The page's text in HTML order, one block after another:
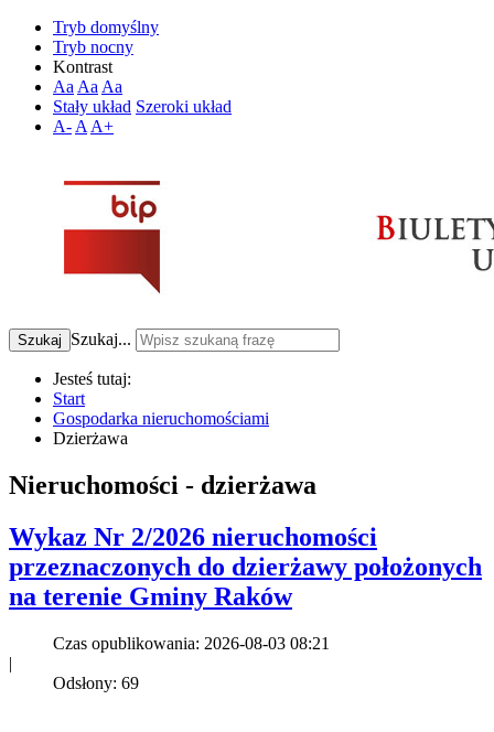
Tryb domyślny
Tryb nocny
Kontrast
Aa Aa Aa
Stały układ Szeroki układ
A- A A+
Szukaj Szukaj...
Jesteś tutaj:
Start
Gospodarka nieruchomościami
Dzierżawa
Nieruchomości - dzierżawa
Wykaz Nr 2/2026 nieruchomości
przeznaczonych do dzierżawy położonych
na terenie Gminy Raków
Czas opublikowania: 2026-08-03 08:21
|
Odsłony: 69